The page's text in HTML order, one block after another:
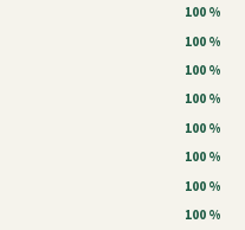
100 %
100 %
100 %
100 %
100 %
100 %
100 %
100 %